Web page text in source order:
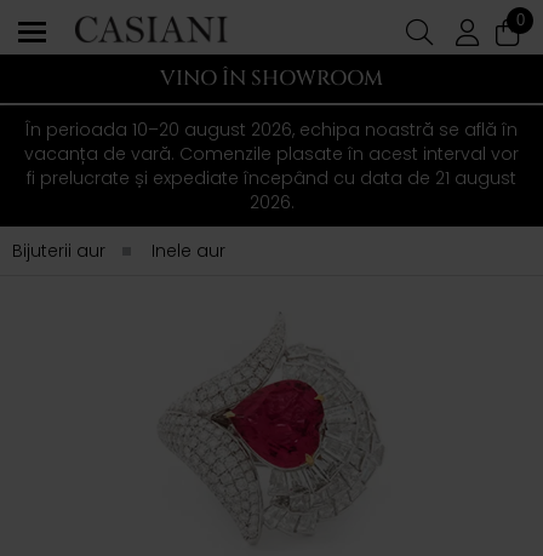
0
VINO ÎN SHOWROOM
În perioada 10–20 august 2026, echipa noastră se află în
vacanța de vară. Comenzile plasate în acest interval vor
fi prelucrate și expediate începând cu data de 21 august
2026.
Bijuterii aur
Inele aur